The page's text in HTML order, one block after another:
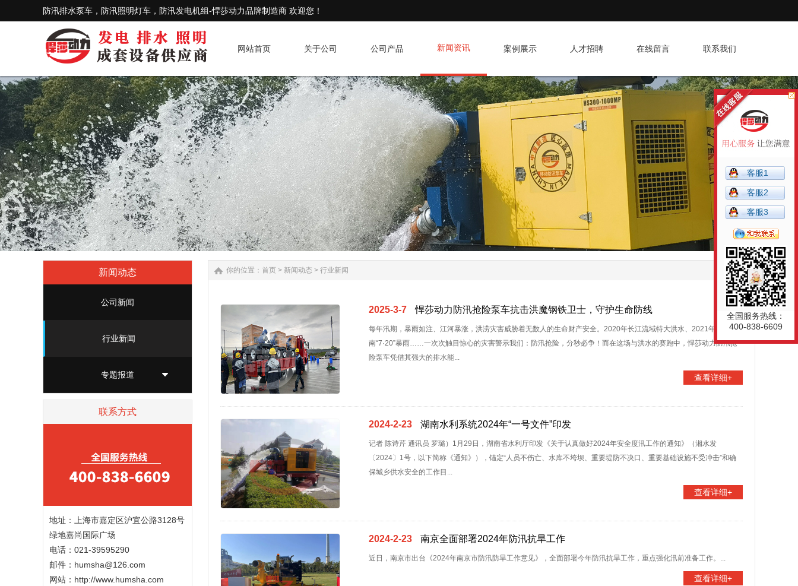
防汛排水泵车，防汛照明灯车，防汛发电机组-悍莎动力品牌制造商 欢迎您！
网站首页 关于公司 公司产品 新闻资讯 案例展示 人才招聘 在线留言 联系我们
新闻动态
公司新闻
行业新闻
专题报道
联系方式
地址：上海市嘉定区沪宜公路3128号
绿地嘉尚国际广场
电话：021-39595290
邮件：humsha@126.com
网站： http://www.humsha.com
你的位置： 首页 > 新闻动态 > 行业新闻
2025-3-7 悍莎动力防汛抢险泵车抗击洪魔钢铁卫士，守护生命防线
每年汛期，暴雨如注、江河暴涨，洪涝灾害威胁着无数人的生命财产安全。2020年长江流域特大洪水、2021年河
南“7·20”暴雨……一次次触目惊心的灾害警示我们：防汛抢险，分秒必争！而在这场与洪水的赛跑中，悍莎动力防汛抢
险泵车凭借其强大的排水能...
查看详细+
2024-2-23 湖南水利系统2024年“一号文件”印发
记者 陈诗芹 通讯员 罗璐）1月29日，湖南省水利厅印发《关于认真做好2024年安全度汛工作的通知》（湘水发
〔2024〕1号，以下简称《通知》），锚定“人员不伤亡、水库不垮坝、重要堤防不决口、重要基础设施不受冲击”和确
保城乡供水安全的工作目...
查看详细+
2024-2-23 南京全面部署2024年防汛抗旱工作
近日，南京市出台《2024年南京市防汛防旱工作意见》，全面部署今年防汛抗旱工作，重点强化汛前准备工作。...
查看详细+
客服1
客服2
客服3
全国服务热线：
400-838-6609